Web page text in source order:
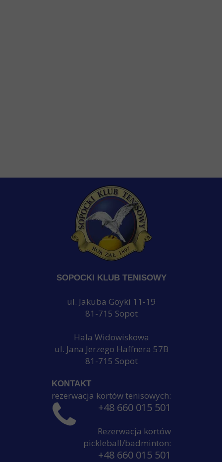
KONTAKT
rezerwacja kortów tenisowych:
+48 660 015 501
Rezerwacja kortów
pickleball/badminton:
+48 660 015 501
SOPOCKI KLUB TENISOWY
ul. Jakuba Goyki 11-19
81-715 Sopot
Hala Widowiskowa
ul. Jana Jerzego Haffnera 57B
81-715 Sopot